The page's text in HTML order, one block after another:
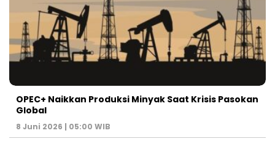
OPEC+ Naikkan Produksi Minyak Saat Krisis Pasokan
Global
8 Juni 2026 | 05:00 WIB